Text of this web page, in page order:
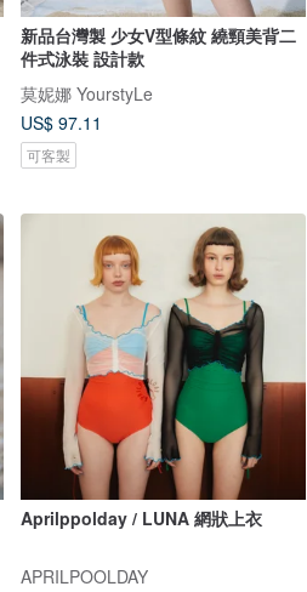
新品台灣製 少女V型條紋 繞頸美背二
件式泳裝 設計款
莫妮娜 YourstyLe
US$ 97.11
可客製
Aprilppolday / LUNA 網狀上衣
APRILPOOLDAY